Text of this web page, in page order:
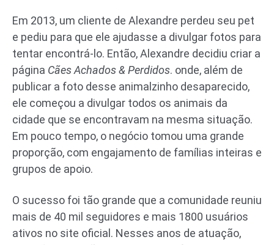
Em 2013, um cliente de Alexandre perdeu seu pet
e pediu para que ele ajudasse a divulgar fotos para
tentar encontrá-lo. Então, Alexandre decidiu criar a
página Cães Achados & Perdidos. onde, além de
publicar a foto desse animalzinho desaparecido,
ele começou a divulgar todos os animais da
cidade que se encontravam na mesma situação.
Em pouco tempo, o negócio tomou uma grande
proporção, com engajamento de famílias inteiras e
grupos de apoio.
O sucesso foi tão grande que a comunidade reuniu
mais de 40 mil seguidores e mais 1800 usuários
ativos no site oficial. Nesses anos de atuação,